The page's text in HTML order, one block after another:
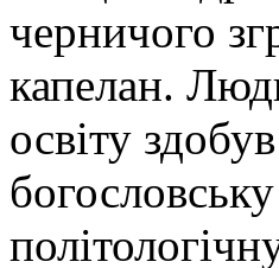
черничого
капелан.
освіту